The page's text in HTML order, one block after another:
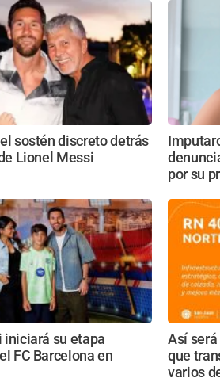
sostén discreto detrás
Lionel Messi
por su
iniciará su etapa
FC Barcelona en
Así será
que
varios